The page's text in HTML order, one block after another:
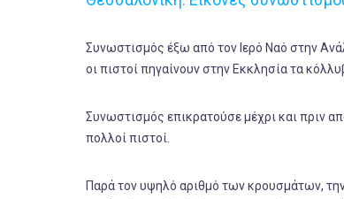
Συνωστισμός έξω από τον Ιερό Ναό στην
οι πιστοί πηγαίνουν στην Εκκλησία τα
Συνωστισμός επικρατούσε μέχρι και πριν
πολλοί πιστοί.
Παρά τον υψηλό αριθμό των κρουσμάτων,